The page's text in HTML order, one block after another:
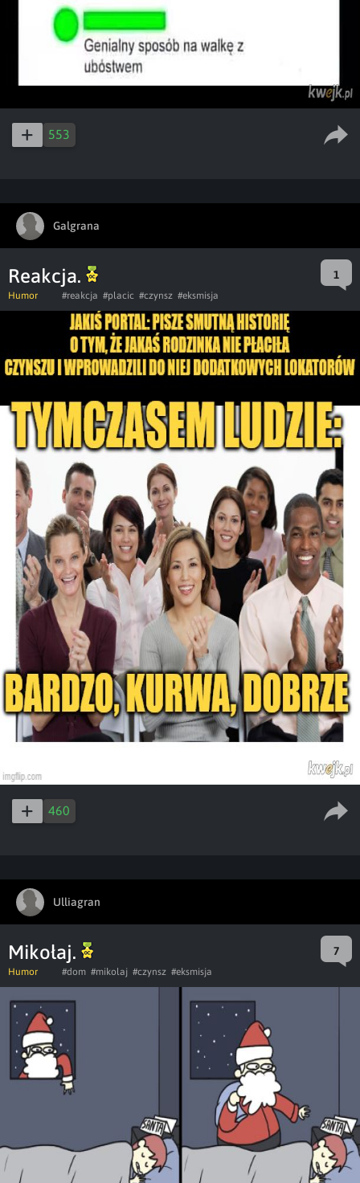
553
Galgrana
Reakcja. 1
Humor #reakcja #placic #czynsz #eksmisja
460
Ulliagran
Mikołaj. 7
Humor #dom #mikolaj #czynsz #eksmisja